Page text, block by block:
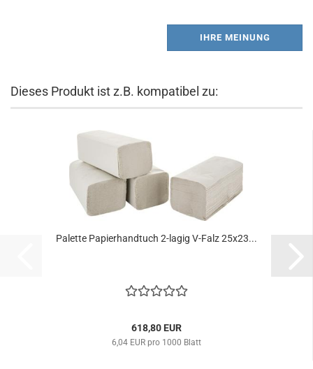
IHRE MEINUNG
Dieses Produkt ist z.B. kompatibel zu:
Palette Papierhandtuch 2-lagig V-Falz 25x23...
618,80 EUR
6,04 EUR pro 1000 Blatt